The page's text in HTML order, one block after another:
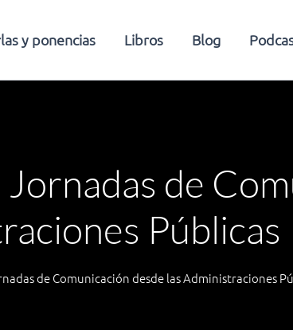
y ponencias Libros Blog
de
Públicas
de Comunicación desde las Administraciones